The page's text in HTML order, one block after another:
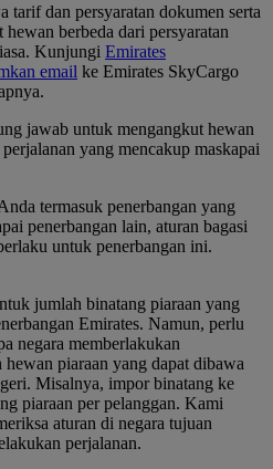
tarif dan persyaratan dokumen serta
berbeda dari persyaratan
Kunjungi Emirates
email ke Emirates SkyCargo
jawab untuk mengangkut hewan
yang mencakup maskapai
termasuk penerbangan yang
penerbangan lain, aturan bagasi
untuk penerbangan ini.
jumlah binatang piaraan yang
Emirates. Namun, perlu
negara memberlakukan
hewan piaraan yang dapat dibawa
Misalnya, impor binatang ke
piaraan per pelanggan. Kami
aturan di negara tujuan
perjalanan.